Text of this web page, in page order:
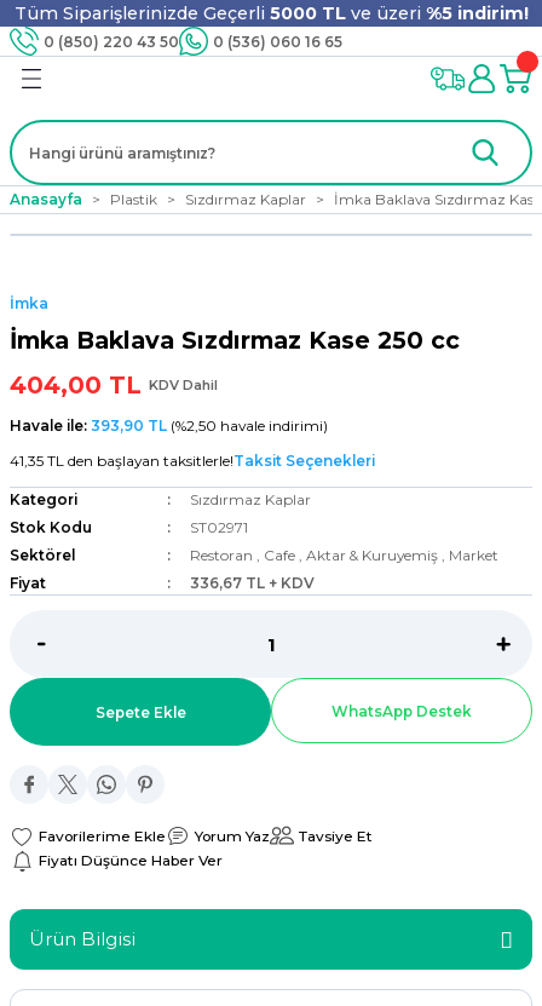
Tüm Siparişlerinizde Geçerli 5000 TLve üzeri %5 indirim!
0 (850) 220 43 50 0 (536) 060 16 65
Geri Dön
Geri Dön
Ürünleri
Geri Dön
Geri Dön
Tahta Karıştırıcı
Geri Dön
Kapları
Geri Dön
Geri Dön
Geri Dön
Anasayfa Plastik Sızdırmaz Kaplar İmka Baklava Sızdırmaz
İmka
İmka Baklava Sızdırmaz Kase 250 cc
404,00 TL KDV Dahil
Havale ile: 393,90 TL (%2,50 havale indirimi)
41,35 TL den başlayan taksitlerle!Taksit Seçenekleri
Kategori
Sızdırmaz Kaplar
Stok Kodu
ST02971
Sektörel
Restoran , Cafe , Aktar & Kuruyemiş , Market
Fiyat
336,67 TL + KDV
Sepete Ekle WhatsApp Destek
Yorum Yaz
Tavsiye Et
Fiyatı Düşünce Haber Ver
Ürün Bilgisi